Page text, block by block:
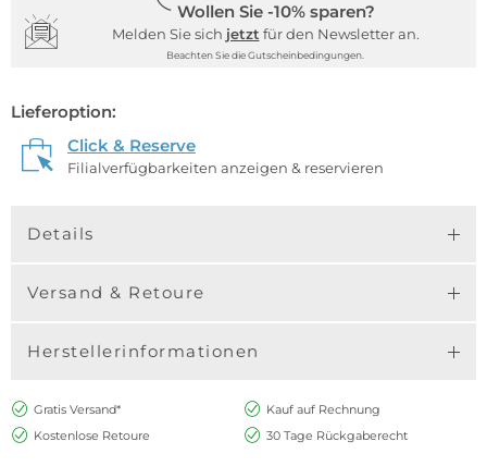
Wollen Sie -10% sparen?
Melden Sie sich jetzt für den Newsletter an.
Beachten Sie die Gutscheinbedingungen.
Lieferoption:
Click & Reserve
Filialverfügbarkeiten anzeigen & reservieren
Details
Versand & Retoure
Herstellerinformationen
Gratis Versand*
Kauf auf Rechnung
Kostenlose Retoure
30 Tage Rückgaberecht